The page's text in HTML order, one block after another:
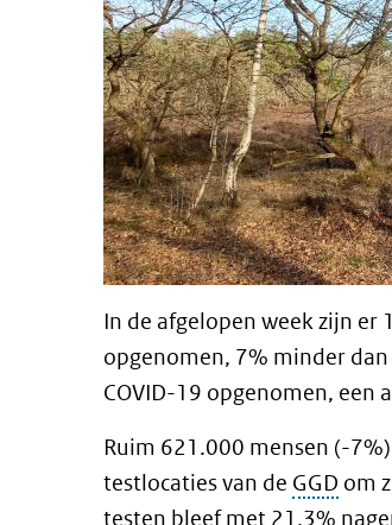
In de afgelopen week zijn
opgenomen, 7% minder
COVID-19 opgenomen, een
Ruim 621.000 mensen (-
testlocaties van de GGD om
testen bleef met 21,3%